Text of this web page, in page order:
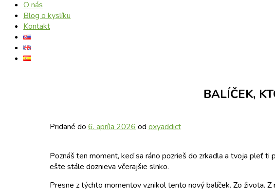
O nás
Blog o kyslíku
Kontakt
BALÍČEK,
Pridané do 6. apríla 2026 od oxyaddict
Poznáš ten moment, keď sa ráno pozrieš do zrkadla a tvoja pleť ti
ešte stále doznieva včerajšie slnko.
Presne z týchto momentov vznikol tento nový balíček. Zo života.